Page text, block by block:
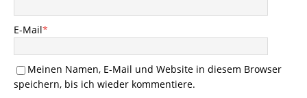
E-Mail*
Meinen Namen, E-Mail und Website in diesem Browser
speichern, bis ich wieder kommentiere.